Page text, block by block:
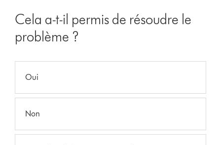
Cela a-t-il permis de résoudre le
problème ?
Oui
Non